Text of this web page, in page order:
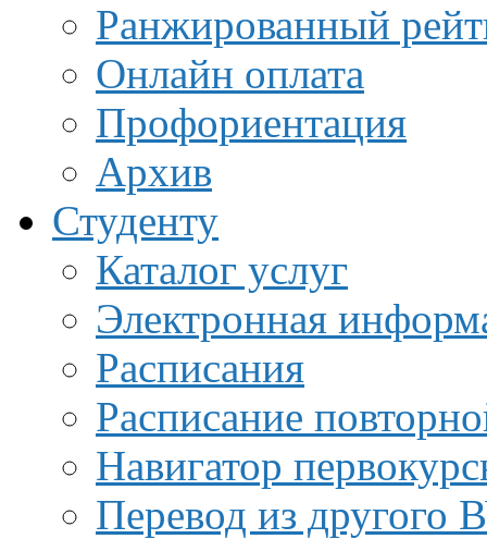
Ранжированный
Онлайн оплата
Профориентация
Архив
Студенту
Каталог услуг
Электронная
Расписания
Расписание
Навигатор
Перевод из другого